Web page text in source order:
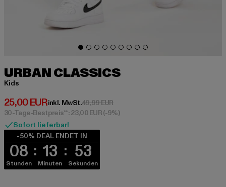
URBAN CLASSICS
Kids
25,00 EUR
Derzeitiger Preis: 25,00 EUR
inkl. MwSt.49,99 EURAktionspreis: 49,99 EUR
30-Tage-Bestpreis**: 23,00 EUR(-9%)
Sofort lieferbar!
-50% DEAL ENDET IN
08
Stunden
13
Minuten
53
Sekunden